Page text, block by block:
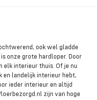
ook wel gladde
onze grote hardloper. Door
elk interieur thuis. Of je nu
en landelijk interieur hebt,
ieder interieur en altijd
zijn van hoge